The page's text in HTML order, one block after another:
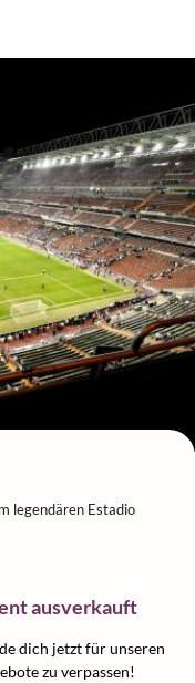
legendären Estadio
ausverkauft
dich jetzt für unseren
zu verpassen!